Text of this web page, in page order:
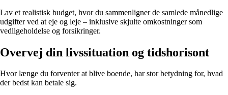
Lav et realistisk budget, hvor du sammenligner de samlede månedlige
udgifter ved at eje og leje – inklusive skjulte omkostninger som
vedligeholdelse og forsikringer.
Overvej din livssituation og tidshorisont
Hvor længe du forventer at blive boende, har stor betydning for, hvad
der bedst kan betale sig.